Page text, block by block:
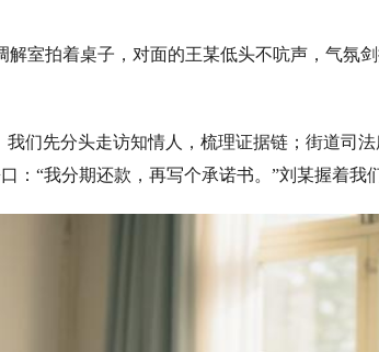
室拍着桌子，对面的王某低头不吭声，气氛剑
们先分头走访知情人，梳理证据链；街道司
：“我分期还款，再写个承诺书。”刘某握着我